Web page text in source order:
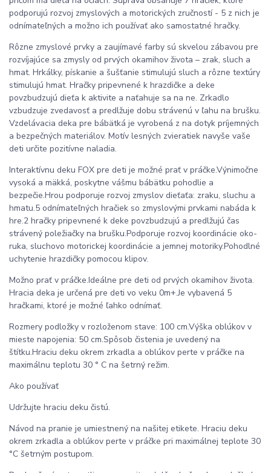
podporujú rozvoj zmyslových a motorických zručností - 5 z nich je
odnímateľných a možno ich používať ako samostatné hračky.
Rôzne zmyslové prvky a zaujímavé farby sú skvelou zábavou pre
rozvíjajúce sa zmysly od prvých okamihov života – zrak, sluch a
hmat. Hrkálky, pískanie a šušťanie stimulujú sluch a rôzne textúry
stimulujú hmat. Hračky pripevnené k hrazdičke a deke
povzbudzujú dieťa k aktivite a naťahuje sa na ne. Zrkadlo
vzbudzuje zvedavosť a predlžuje dobu strávenú v ľahu na brušku.
Vzdelávacia deka pre bábätká je vyrobená z na dotyk príjemných
a bezpečných materiálov. Motív lesných zvieratiek navyše vaše
deti určite pozitívne naladia.
Interaktívnu deku FOX pre deti je možné prať v práčke.Výnimočne
vysoká a mäkká, poskytne vášmu bábätku pohodlie a
bezpečie.Hrou podporuje rozvoj zmyslov dieťaťa: zraku, sluchu a
hmatu.5 odnímateľných hračiek so zmyslovými prvkami nabáda k
hre.2 hračky pripevnené k deke povzbudzujú a predlžujú čas
strávený poležiačky na brušku.Podporuje rozvoj koordinácie oko-
ruka, sluchovo motorickej koordinácie a jemnej motoriky.Pohodlné
uchytenie hrazdičky pomocou klipov.
Možno prať v práčke.Ideálne pre deti od prvých okamihov života.
Hracia deka je určená pre deti vo veku 0m+.Je vybavená 5
hračkami, ktoré je možné ľahko odnímať.
Rozmery podložky v rozloženom stave: 100 cm.Výška oblúkov v
mieste napojenia: 50 cm.Spôsob čistenia je uvedený na
štítku.Hraciu deku okrem zrkadla a oblúkov perte v práčke na
maximálnu teplotu 30 ° C na šetrný režim.
Ako používať
Udržujte hraciu deku čistú.
Návod na pranie je umiestnený na našitej etikete. Hraciu deku
okrem zrkadla a oblúkov perte v práčke pri maximálnej teplote 30
°C šetrným postupom.